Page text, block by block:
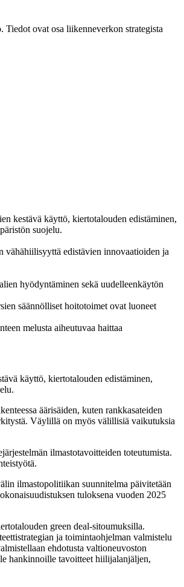
Tiedot ovat osa liikenneverkon strategista
kestävä käyttö, kiertotalouden edistäminen,
suojelu.
vähähiilisyyttä edistävien innovaatioiden ja
hyödyntäminen sekä uudelleenkäytön
säännölliset hoitotoimet ovat luoneet
melusta aiheutuvaa haittaa
käyttö, kiertotalouden edistäminen,
äärisäiden, kuten rankkasateiden
Väylillä on myös välillisiä vaikutuksia
ilmastotavoitteiden toteutumista.
ilmastopolitiikan suunnitelma päivitetään
tuloksena vuoden 2025
green deal-sitoumuksilla.
ja toimintaohjelman valmistelu
ehdotusta valtioneuvoston
hankinnoille tavoitteet hiilijalanjäljen,